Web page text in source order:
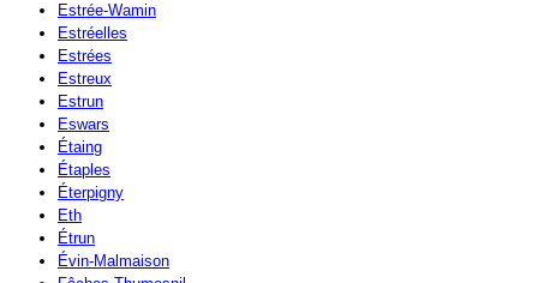
Estrée-Wamin
Estréelles
Estrées
Estreux
Estrun
Eswars
Étaing
Étaples
Éterpigny
Eth
Étrun
Évin-Malmaison